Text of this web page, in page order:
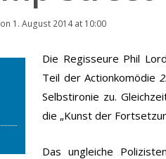
on 1. August 2014 at 10:00
Die Regisseure Phil
Teil der Actionkomödie
Selbstironie zu.
die „Kunst der
Das ungleiche